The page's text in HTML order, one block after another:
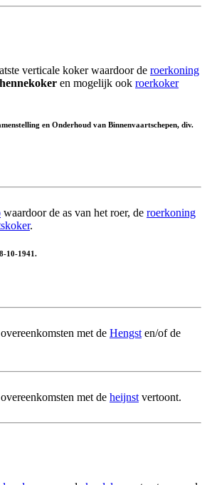
verticale koker waardoor de roerkoning
hennekoker en mogelijk ook roerkoker
en Onderhoud van Binnenvaartschepen, div.
waardoor de as van het roer, de roerkoning
.
10-1941.
met de Hengsten/of de
met de heijnstvertoont.